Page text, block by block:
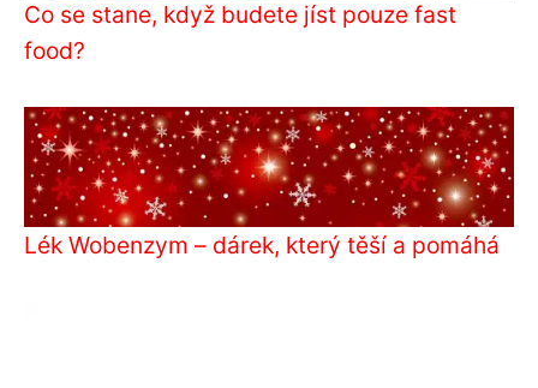
Co se stane, když budete jíst pouze fast
food?
Lék Wobenzym – dárek, který těší a pomáhá